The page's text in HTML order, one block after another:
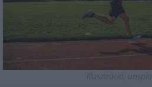
Illusztráció,